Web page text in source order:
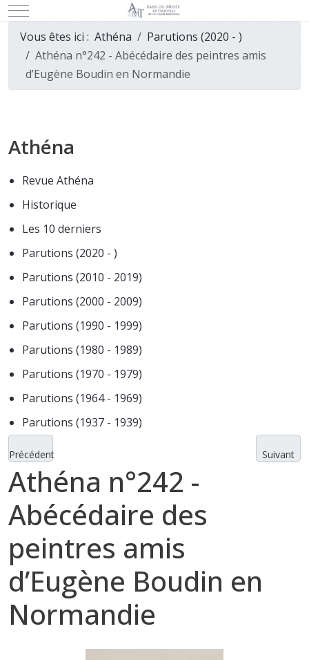
Mobile Menu Toggle
Vous êtes ici : Athéna
Parutions (2020 - )
Athéna n°242 - Abécédaire des peintres amis
d’Eugène Boudin en Normandie
Athéna
Revue Athéna
Historique
Les 10 derniers
Parutions (2020 - )
Parutions (2010 - 2019)
Parutions (2000 - 2009)
Parutions (1990 - 1999)
Parutions (1980 - 1989)
Parutions (1970 - 1979)
Parutions (1964 - 1969)
Parutions (1937 - 1939)
Précédent Suivant
Athéna n°242 -
Abécédaire des
peintres amis
d’Eugène Boudin en
Normandie